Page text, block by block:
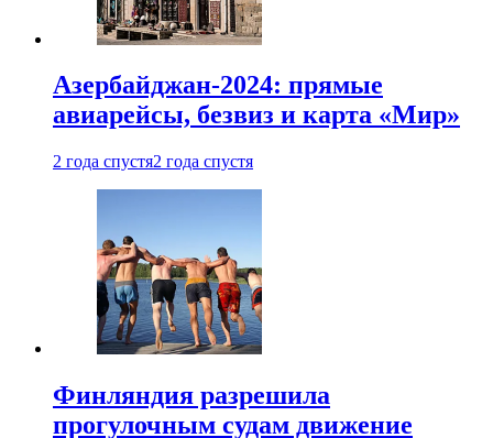
Азербайджан-2024: прямые
авиарейсы, безвиз и карта «Мир»
2 года спустя2 года спустя
Финляндия разрешила
прогулочным судам движение